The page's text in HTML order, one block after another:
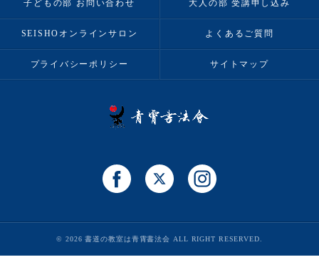
子どもの部 お問い合わせ 大人の部 受講申し込み
SEISHOオンラインサロン よくあるご質問
プライバシーポリシー サイトマップ
© 2026 書道の教室は青霄書法会 ALL RIGHT RESERVED.